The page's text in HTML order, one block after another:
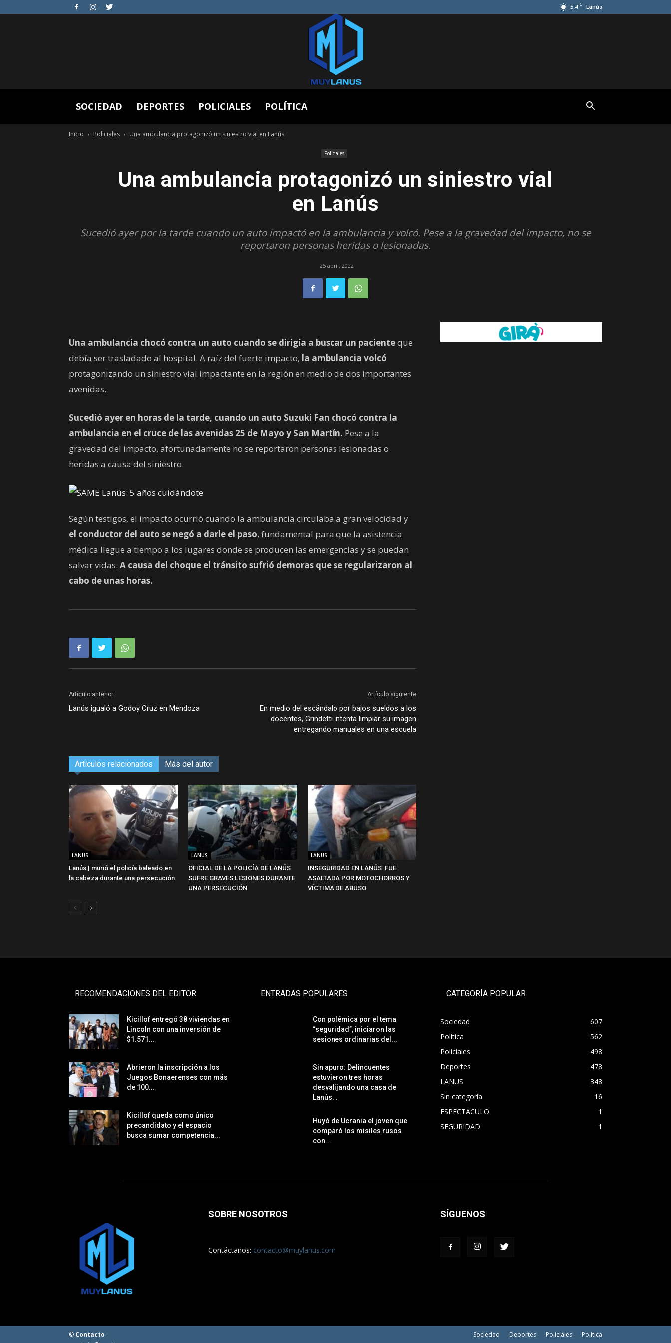
5.4 C Lanús
Lanús
SOCIEDAD DEPORTES POLICIALES POLÍTICA
Inicio Policiales Una ambulancia protagonizó un siniestro vial en Lanús
Policiales
Una ambulancia protagonizó un siniestro vial
en Lanús
Sucedió ayer por la tarde cuando un auto impactó en la ambulancia y volcó. Pese a la gravedad del impacto, no se
reportaron personas heridas o lesionadas.
25 abril, 2022
Una ambulancia chocó contra un auto cuando se dirigía a buscar un pacienteque
debía ser trasladado al hospital. A raíz del fuerte impacto, la ambulancia volcó
protagonizando un siniestro vial impactante en la región en medio de dos importantes
avenidas.
Sucedió ayer en horas de la tarde, cuando un auto Suzuki Fan chocó contra la
ambulancia en el cruce de las avenidas 25 de Mayo y San Martín. Pese a la
gravedad del impacto, afortunadamente no se reportaron personas lesionadas o
heridas a causa del siniestro.
Según testigos, el impacto ocurrió cuando la ambulancia circulaba a gran velocidad y
el conductor del auto se negó a darle el paso, fundamental para que la asistencia
médica llegue a tiempo a los lugares donde se producen las emergencias y se puedan
salvar vidas. A causa del choque el tránsito sufrió demoras que se regularizaron al
cabo de unas horas.
Artículo anterior
Lanús igualó a Godoy Cruz en Mendoza
Artículo siguiente
En medio del escándalo por bajos sueldos a los
docentes, Grindetti intenta limpiar su imagen
entregando manuales en una escuela
Artículos relacionados Más del autor
LANUS
Lanús | murió el policía baleado en
la cabeza durante una persecución
LANUS
OFICIAL DE LA POLICÍA DE LANÚS
SUFRE GRAVES LESIONES DURANTE
UNA PERSECUCIÓN
LANUS
INSEGURIDAD EN LANÚS: FUE
ASALTADA POR MOTOCHORROS Y
VÍCTIMA DE ABUSO
RECOMENDACIONES DEL EDITOR
Kicillof entregó 38 viviendas en
Lincoln con una inversión de
$1.571...
Abrieron la inscripción a los
Juegos Bonaerenses con más
de 100...
Kicillof queda como único
precandidato y el espacio
busca sumar competencia...
ENTRADAS POPULARES
Con polémica por el tema
“seguridad”, iniciaron las
sesiones ordinarias del...
Sin apuro: Delincuentes
estuvieron tres horas
desvalijando una casa de
Lanús...
Huyó de Ucrania el joven que
comparó los misiles rusos
con...
CATEGORÍA POPULAR
Sociedad
607
Política
562
Policiales
498
Deportes
478
LANUS
348
Sin categoría
16
ESPECTACULO
1
SEGURIDAD
1
SOBRE NOSOTROS
Contáctanos: contacto@muylanus.com
SÍGUENOS
Sociedad Deportes Policiales Política
© Contacto